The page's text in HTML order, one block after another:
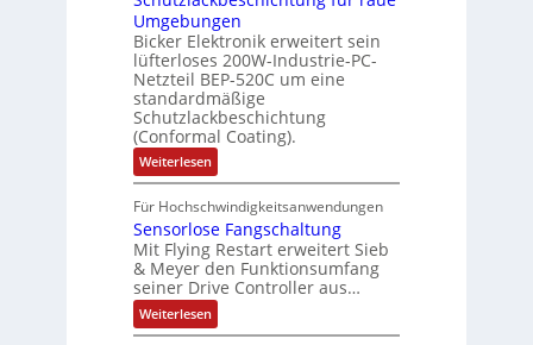
d
g
e
s
c
h
ä
f
t
k
t
r
i
s
c
h
e
t
o
m
a
t
s
z
i
e
l
e
N
l
l
i
o
n
e
n
A
r
b
e
i
t
s
k
m
a
t
i
o
n
e
x
p
a
n
d
i
e
r
r
m
o
d
u
l
e
m
i
t
2
u
n
d
4
0
A
Umgebungen
Bicker Elektronik erweitert sein
lüfterloses 200W-Industrie-PC-
Netzteil BEP-520C um eine
standardmäßige
Schutzlackbeschichtung
(Conformal Coating).
Weiterlesen:
I
C
-
N
e
t
z
t
e
Für Hochschwindigkeitsanwendungen
Sensorlose Fangschaltung
Mit Flying Restart erweitert Sieb
& Meyer den Funktionsumfang
seiner Drive Controller aus…
Weiterlesen:
S